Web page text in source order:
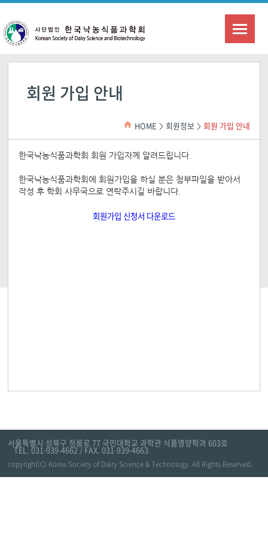
회원 가입 안내
HOME > 회원정보 > 회원 가입 안내
한국낙농식품과학회 회원 가입자께 알려드립니다.
한국낙농식품과학회에 회원가입을 하실 분은 첨부파일을 받아서
작성 후 학회 사무국으로 연락주시길 바랍니다.
회원가입 신청서 다운로드
서울특별시 성북구 정릉로 77 국민대학교 과학관 식품영양학과 603호
TEL. 031-939-4662 / FAX. 031-939-4663
copyright(C) Korea Society of Dairy Science & Technology. All Rights Reserved.